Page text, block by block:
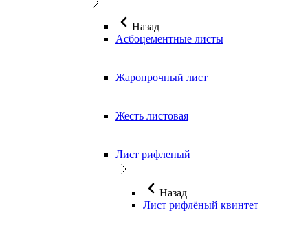
Назад
Асбоцементные листы
Жаропрочный лист
Жесть листовая
Лист рифленый
Назад
Лист рифлёный квинтет